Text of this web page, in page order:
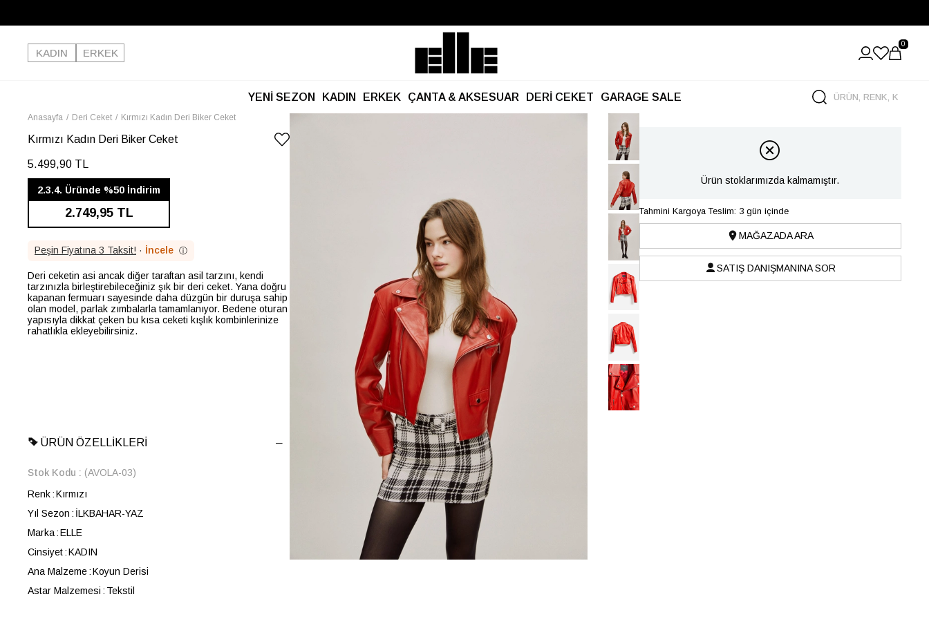
Kargo Ücretsiz!
KADIN
ERKEK
0
YENİ SEZON KADIN ERKEK ÇANTA & AKSESUAR DERİ CEKET GARAGE SALE
Anasayfa Deri Ceket Kırmızı Kadın Deri Biker Ceket
Kırmızı Kadın Deri Biker Ceket
5.499,90 TL
2.3.4. Üründe %50 İndirim
2.749,95 TL
Peşin Fiyatına 3 Taksit! · İncele ⓘ
Deri ceketin asi ancak diğer taraftan asil tarzını, kendi
tarzınızla birleştirebileceğiniz şık bir deri ceket. Yana doğru
kapanan fermuarı sayesinde daha düzgün bir duruşa sahip
olan model, parlak zımbalarla tamamlanıyor. Bedene oturan
yapısıyla dikkat çeken bu kısa ceketi kışlık kombinlerinize
rahatlıkla ekleyebilirsiniz.
ÜRÜN ÖZELLIKLERI
Stok Kodu
(AVOLA-03)
Renk Kırmızı
Yıl Sezon
İLKBAHAR-YAZ
Marka ELLE
Cinsiyet KADIN
Ana Malzeme Koyun Derisi
Astar Malzemesi
Tekstil
Ürün stoklarımızda kalmamıştır.
Tahmini Kargoya Teslim: 3 gün içinde
MAĞAZADA ARA
SATIŞ DANIŞMANINA SOR